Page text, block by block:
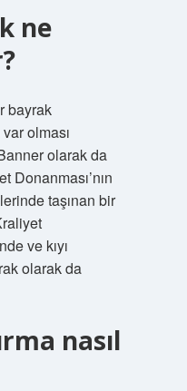
ne
bayrak
olması
olarak da
Donanması’nın
taşınan bir
ve kıyı
olarak da
nasıl